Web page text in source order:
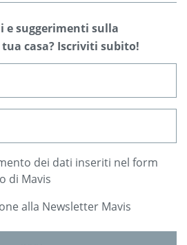
e suggerimenti sulla
casa? Iscriviti subito!
dei dati inseriti nel form
di Mavis
alla Newsletter Mavis